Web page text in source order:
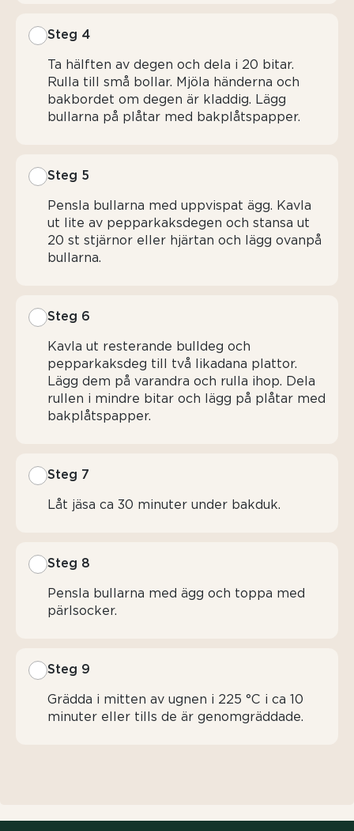
Steg 4
Ta hälften av degen och dela i 20 bitar.
Rulla till små bollar. Mjöla händerna och
bakbordet om degen är kladdig. Lägg
bullarna på plåtar med bakplåtspapper.
Steg 5
Pensla bullarna med uppvispat ägg. Kavla
ut lite av pepparkaksdegen och stansa ut
20 st stjärnor eller hjärtan och lägg ovanpå
bullarna.
Steg 6
Kavla ut resterande bulldeg och
pepparkaksdeg till två likadana plattor.
Lägg dem på varandra och rulla ihop. Dela
rullen i mindre bitar och lägg på plåtar med
bakplåtspapper.
Steg 7
Låt jäsa ca 30 minuter under bakduk.
Steg 8
Pensla bullarna med ägg och toppa med
pärlsocker.
Steg 9
Grädda i mitten av ugnen i 225 °C i ca 10
minuter eller tills de är genomgräddade.